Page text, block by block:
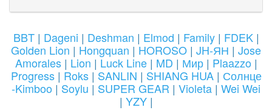
BBT| Dageni | Deshman | Elmod | Family| FDEK|
Golden Lion | Hongquan | HOROSO | JH-ЯН | Jose
Amorales| Lion | Luck Line | MD | Мир| Plaazzo |
Progress| Roks| SANLIN | SHIANG HUA| Солнце
-Kimboo | Soylu | SUPER GEAR | Violeta | Wei Wei
| YZY|